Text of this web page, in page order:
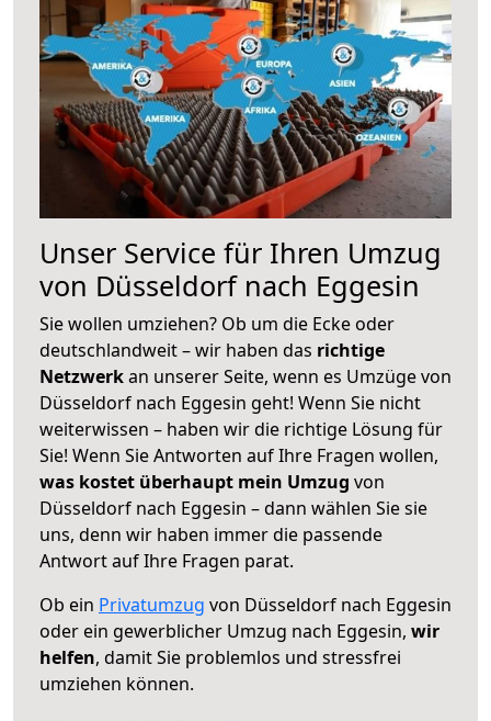
Unser Service für Ihren Umzug
von Düsseldorf nach Eggesin
Sie wollen umziehen? Ob um die Ecke oder
deutschlandweit – wir haben das richtige
Netzwerkan unserer Seite, wenn es Umzüge von
Düsseldorf nach Eggesin geht! Wenn Sie nicht
weiterwissen – haben wir die richtige Lösung für
Sie! Wenn Sie Antworten auf Ihre Fragen wollen,
was kostet überhaupt mein Umzug von
Düsseldorf nach Eggesin – dann wählen Sie sie
uns, denn wir haben immer die passende
Antwort auf Ihre Fragen parat.
Ob ein Privatumzug von Düsseldorf nach Eggesin
oder ein gewerblicher Umzug nach Eggesin, wir
helfen, damit Sie problemlos und stressfrei
umziehen können.